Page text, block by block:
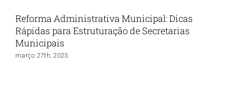
Reforma Administrativa Municipal: Dicas
Rápidas para Estruturação de Secretarias
Municipais
março 27th, 2025